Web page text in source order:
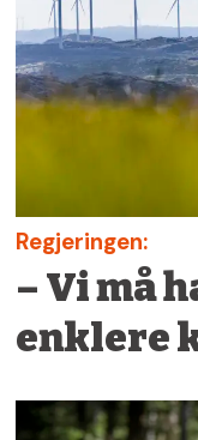
Regjeringen:
– Vi må
enklere